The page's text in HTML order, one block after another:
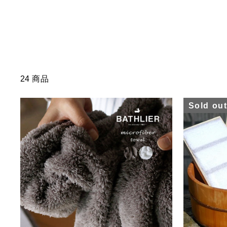
24 商品
Sold out